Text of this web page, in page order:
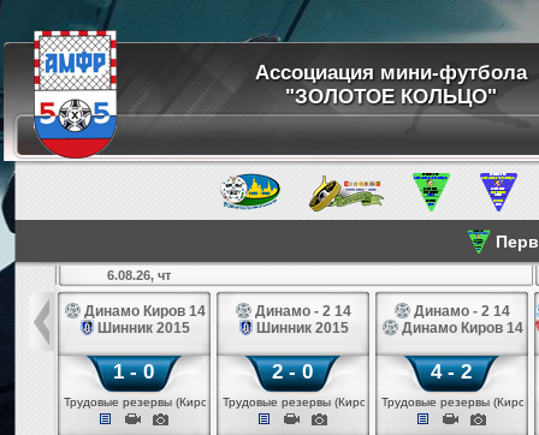
Ассоциация мини-футбола
"ЗОЛОТОЕ КОЛЬЦО"
14
6.08.26, чт
Динамо Киров 14
Шинник 2015
1 - 0
Трудовые резервы (Киров)
Динамо - 2 14
Шинник 2015
2 - 0
Трудовые резервы (Киров)
Динамо - 2 14
Динамо Киров 14
4 - 2
Трудовые резервы (Киров)